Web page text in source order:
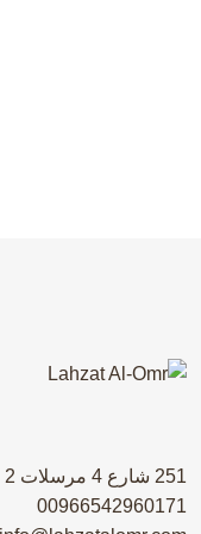
251 شارع 4 مرسلات 2
00966542960171